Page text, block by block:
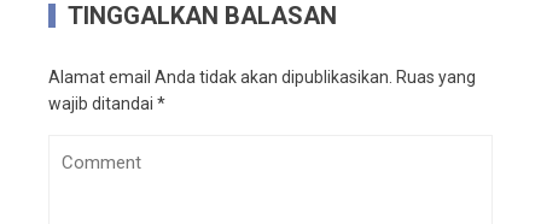
TINGGALKAN BALASAN
Alamat email Anda tidak akan dipublikasikan. Ruas yang
wajib ditandai *